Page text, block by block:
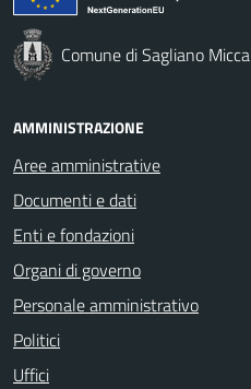
Comune di Sagliano Micca
AMMINISTRAZIONE
Aree amministrative
Documenti e dati
Enti e fondazioni
Organi di governo
Personale amministrativo
Politici
Uffici